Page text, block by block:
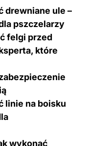
drewniane ule –
pszczelarzy
felgi przed
które
linie na boisku
wykonać